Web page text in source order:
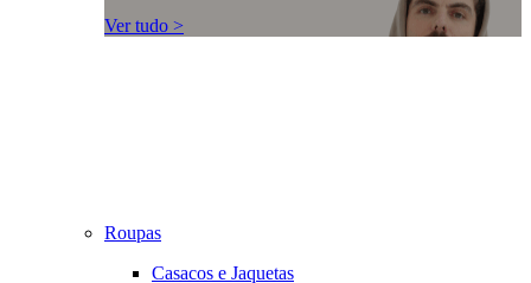
Ver tudo >
Roupas
Casacos e Jaquetas